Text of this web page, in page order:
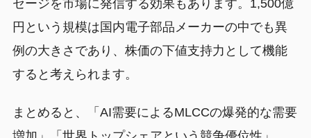
セージを市場に発信する効果もあります。1,500億
円という規模は国内電子部品メーカーの中でも異
例の大きさであり、株価の下値支持力として機能
すると考えられます。
まとめると、「AI需要によるMLCCの爆発的な需要